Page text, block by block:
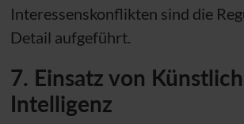
Interessenskonflikten sind die
Detail aufgeführt.
7. Einsatz von
Intelligenz